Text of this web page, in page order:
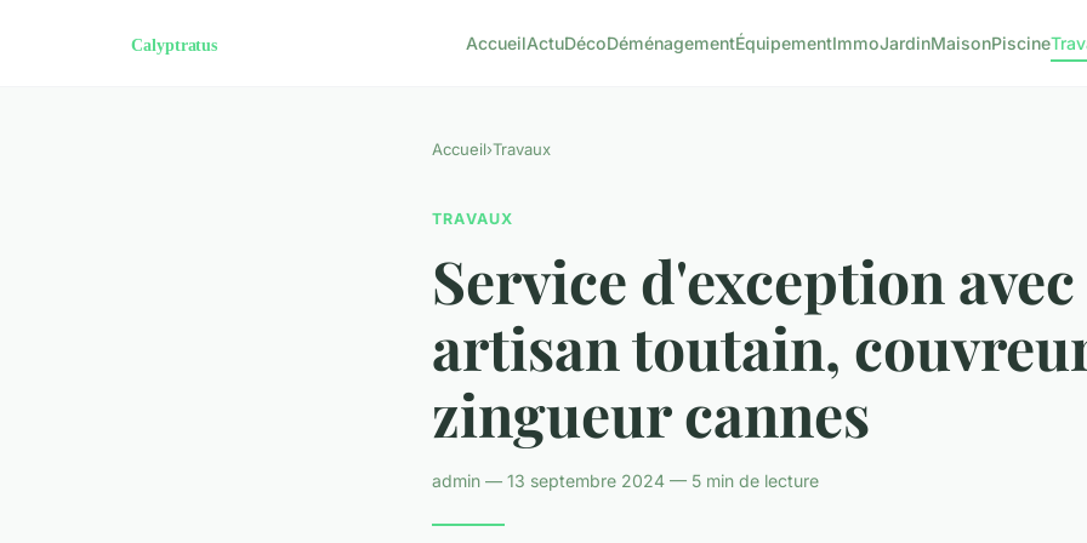
AccueilActuDécoDéménagementÉquipementImmoJardinMaisonPiscine
Accueil›Travaux
TRAVAUX
Service d'exception avec
artisan toutain,
zingueur cannes
admin — 13 septembre 2024 — 5 min de lecture